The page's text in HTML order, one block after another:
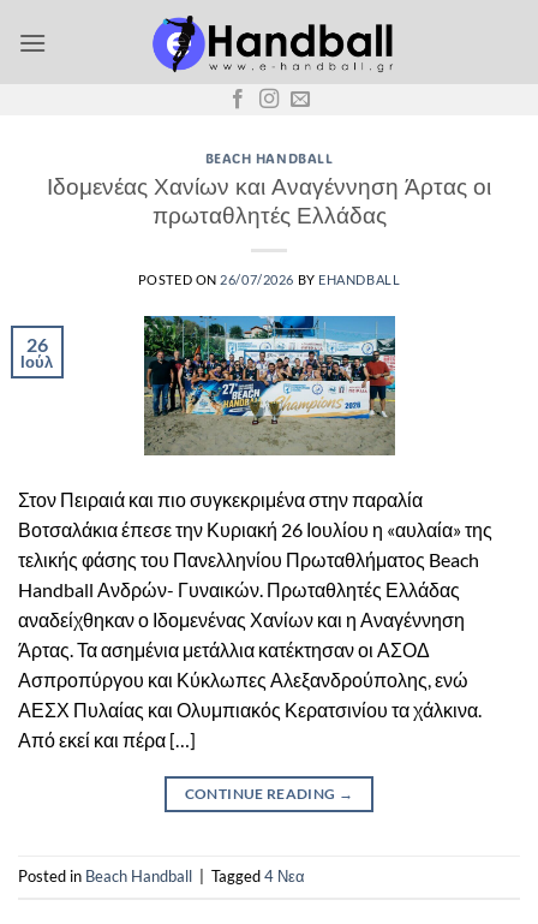
στο
BEACH HANDBALL
Ιδομενέας Χανίων και Αναγέννηση Άρτας οι
πρωταθλητές Ελλάδας
POSTED ON 26/07/2026 BY EHANDBALL
26
Ιούλ
Στον Πειραιά και πιο συγκεκριμένα στην παραλία
Βοτσαλάκια έπεσε την Κυριακή 26 Ιουλίου η «αυλαία» της
τελικής φάσης του Πανελληνίου Πρωταθλήματος Beach
Handball Ανδρών- Γυναικών. Πρωταθλητές Ελλάδας
αναδείχθηκαν ο Ιδομενένας Χανίων και η Αναγέννηση
Άρτας. Τα ασημένια μετάλλια κατέκτησαν οι ΑΣΟΔ
Ασπροπύργου και Κύκλωπες Αλεξανδρούπολης, ενώ
ΑΕΣΧ Πυλαίας και Ολυμπιακός Κερατσινίου τα χάλκινα.
Από εκεί και πέρα […]
CONTINUE READING →
Posted in Beach Handball Tagged4 Νεα